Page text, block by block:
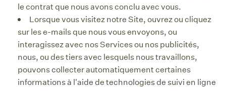
le contrat que nous avons conclu avec vous.
Lorsque vous visitez notre Site, ouvrez ou cliquez
sur les e-mails que nous vous envoyons, ou
interagissez avec nos Services ou nos publicités,
nous, ou des tiers avec lesquels nous travaillons,
pouvons collecter automatiquement certaines
informations à l'aide de technologies de suivi en ligne